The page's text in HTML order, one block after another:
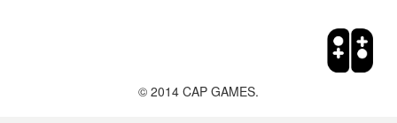
© 2014 CAP GAMES.